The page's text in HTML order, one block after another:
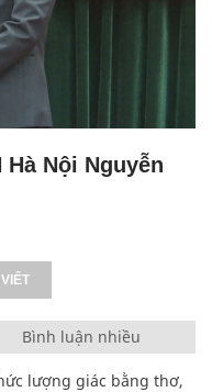
Nội Nguyễn
Bình luận nhiều
lượng giác bằng thơ,